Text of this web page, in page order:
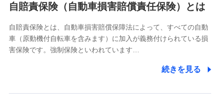
除き、第三者に提供いたしません。
業務の委託
当社は利用目的の達成に必要な範囲内において個人情報の取
自賠責保険（自動車損害賠償責任保険）とは
自賠責保険とは、自動車損害賠償保障法によって、すべての自動
車（原動機付自転車を含みます）に加入が義務付けられている損
害保険です。強制保険といわれています…
続きを見る